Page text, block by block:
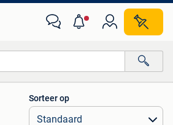
Alle afstanden…
Sorteer op